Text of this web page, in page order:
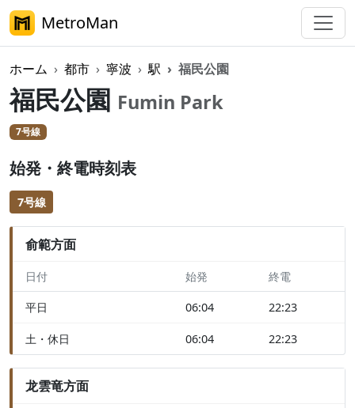
MetroMan
ホーム 都市 寧波 駅 福民公園
福民公園 Fumin Park
7号線
始発・終電時刻表
7号線
俞範方面
日付 始発 終電
平日 06:04 22:23
土・休日 06:04 22:23
龙雲竜方面